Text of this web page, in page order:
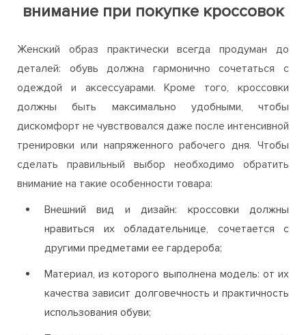
внимание при покупке кроссовок
Женский образ практически всегда продуман до
деталей: обувь должна гармонично сочетаться с
одеждой и аксессуарами. Кроме того, кроссовки
должны быть максимально удобными, чтобы
дискомфорт не чувствовался даже после интенсивной
тренировки или напряженного рабочего дня. Чтобы
сделать правильный выбор необходимо обратить
внимание на такие особенности товара:
Внешний вид и дизайн: кроссовки должны
нравиться их обладательнице, сочетается с
другими предметами ее гардероба;
Материал, из которого выполнена модель: от их
качества зависит долговечность и практичность
использования обуви;